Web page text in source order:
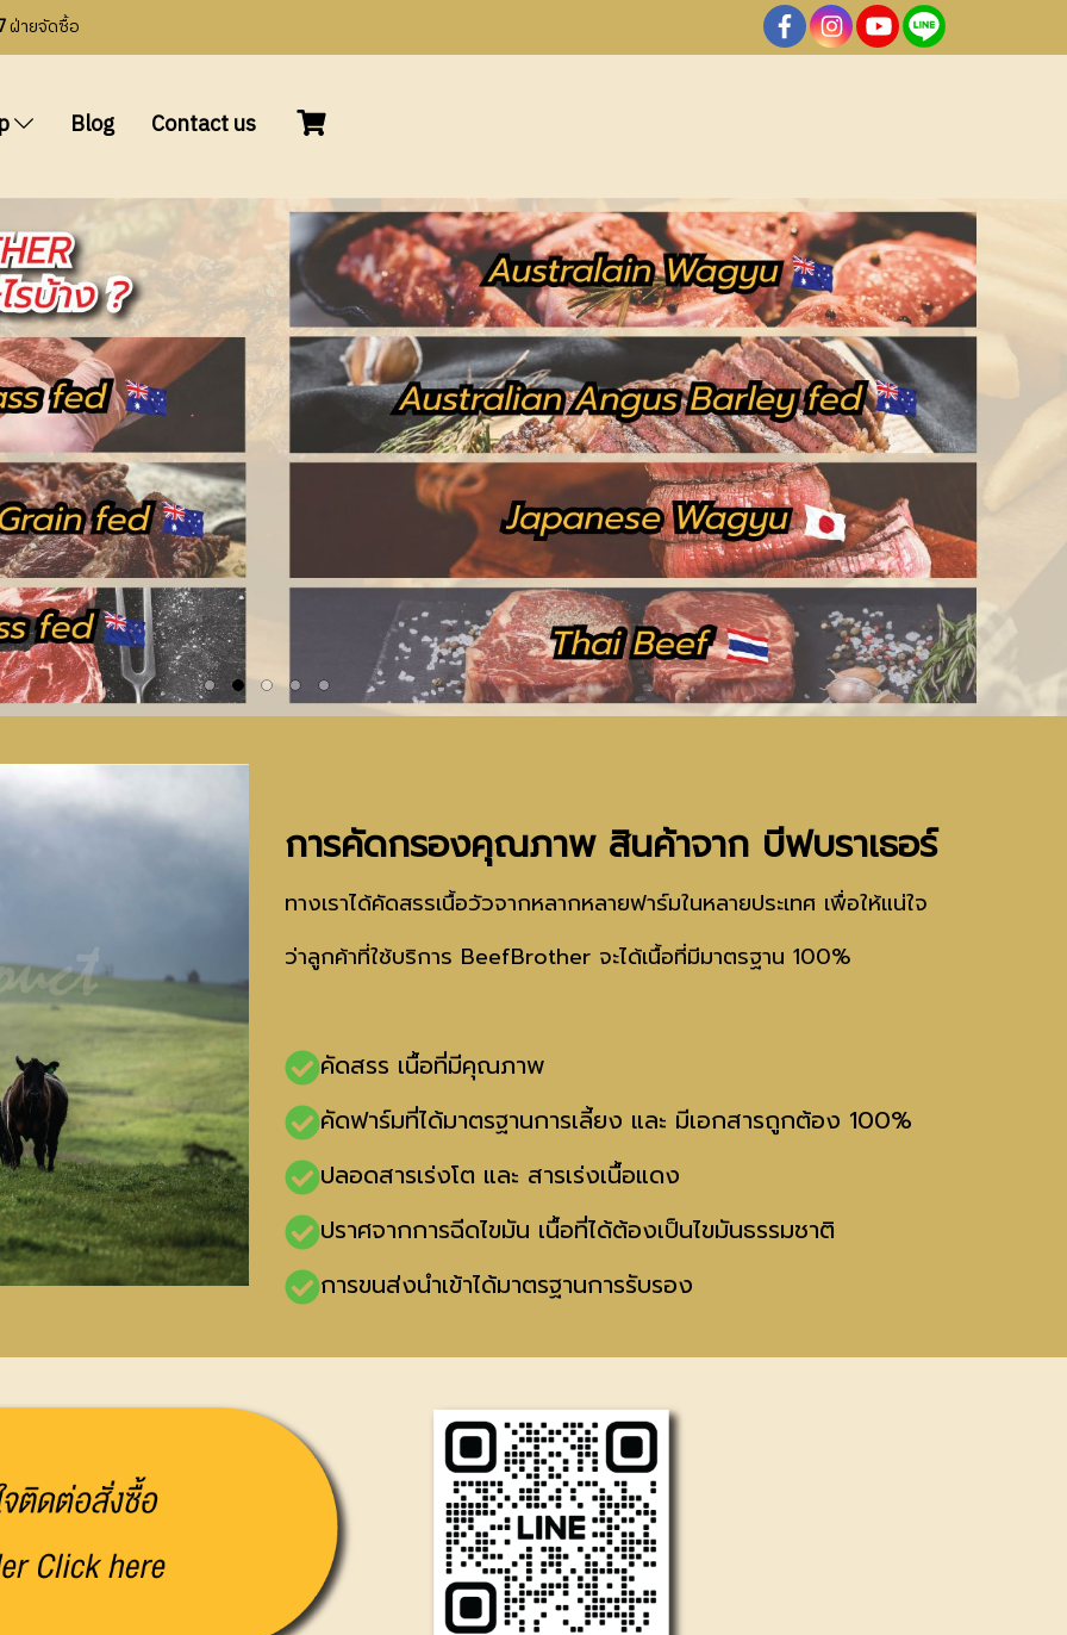
ฝ่ายจัดซื้อ
Blog Contact us
การคัดกรองคุณภาพ สินค้าจาก บีฟบราเธอร์
ทางเราได้คัดสรรเนื้อวัวจากหลากหลายฟาร์มในหลายประเทศ เพื่อให้แน่ใจ
ว่าลูกค้าที่ใช้บริการ BeefBrother จะได้เนื้อที่มีมาตรฐาน 100%
คัดสรร เนื้อที่มีคุณภาพ
คัดฟาร์มที่ได้มาตรฐานการเลี้ยง และ มีเอกสารถูกต้อง 100%
ปลอดสารเร่งโต และ สารเร่งเนื้อแดง
ปราศจากการฉีดไขมัน เนื้อที่ได้ต้องเป็นไขมันธรรมชาติ
การขนส่งนำเข้าได้มาตรฐานการรับรอง